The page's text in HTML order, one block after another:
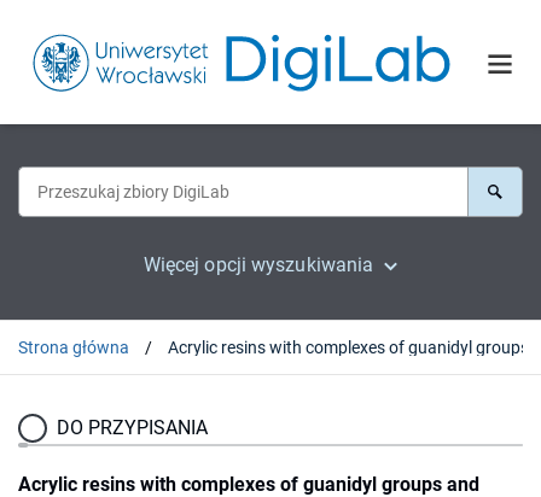
Więcej opcji wyszukiwania
Strona główna
DO PRZYPISANIA
Acrylic resins with complexes of guanidyl groups and